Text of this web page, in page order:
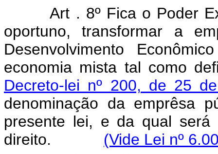
Art . 8º Fica o Poder
oportuno, transformar a
Desenvolvimento
economia mista tal como
Decreto-lei nº 200, de 25
denominação da emprêsa
presente lei, e da qual
direito. (Vide Lei nº